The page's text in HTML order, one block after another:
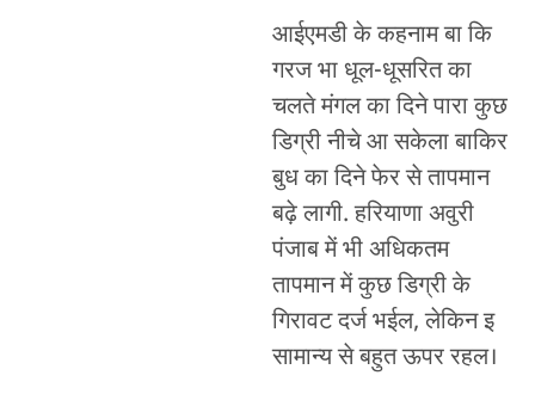
आईएमडी के कहनाम बा कि
गरज भा धूल-धूसरित का
चलते मंगल का दिने पारा कुछ
डिग्री नीचे आ सकेला बाकिर
बुध का दिने फेर से तापमान
बढ़े लागी. हरियाणा अवुरी
पंजाब में भी अधिकतम
तापमान में कुछ डिग्री के
गिरावट दर्ज भईल, लेकिन इ
सामान्य से बहुत ऊपर रहल।